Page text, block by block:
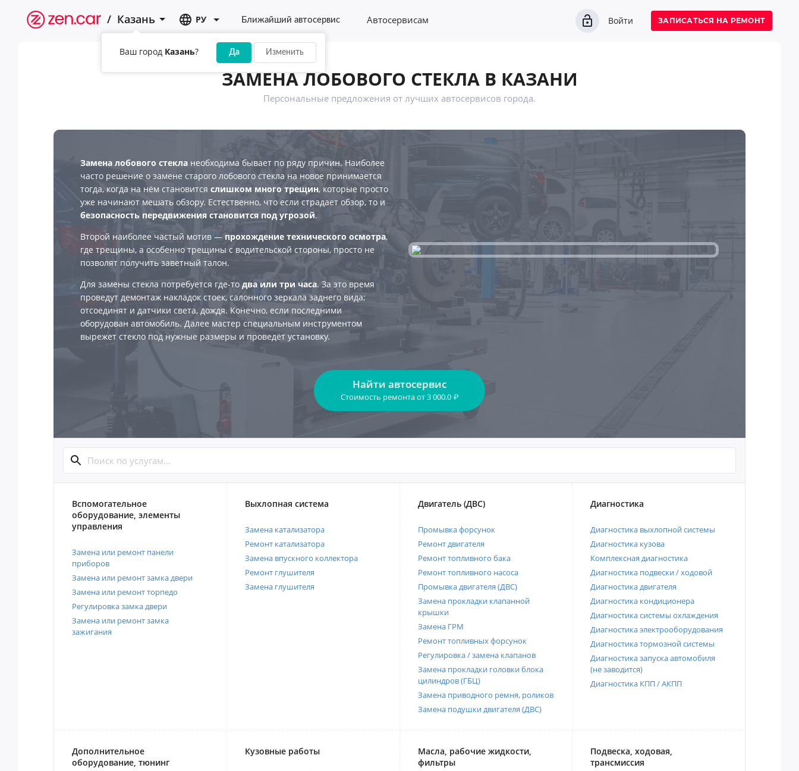
/ Казань
Ваш город Казань? Да Изменить
РУ Ближайший автосервис Автосервисам Войти ЗАПИСАТЬСЯ НА РЕМОНТ
ЗАМЕНА ЛОБОВОГО СТЕКЛА В КАЗАНИ
Персональные предложения от лучших автосервисов города.
Замена лобового стекла необходима бывает по ряду причин. Наиболее
часто решение о замене старого лобового стекла на новое принимается
тогда, когда на нём становится слишком много трещин, которые просто
уже начинают мешать обзору. Естественно, что если страдает обзор, то и
безопасность передвижения становится под угрозой.
Второй наиболее частый мотив — прохождение технического осмотра,
где трещины, а особенно трещины с водительской стороны, просто не
позволят получить заветный талон.
Для замены стекла потребуется где-то два или три часа. За это время
проведут демонтаж накладок стоек, салонного зеркала заднего вида;
отсоединят и датчики света, дождя. Конечно, если последними
оборудован автомобиль. Далее мастер специальным инструментом
вырежет стекло под нужные размеры и проведёт установку.
Найти автосервис
Стоимость ремонтаот3 000.0 ₽
Вспомогательное
оборудование, элементы
управления
Замена или ремонт панели
приборов
Замена или ремонт замка двери
Замена или ремонт торпедо
Регулировка замка двери
Замена или ремонт замка
зажигания
Выхлопная система
Замена катализатора
Ремонт катализатора
Замена впускного коллектора
Ремонт глушителя
Замена глушителя
Двигатель (ДВС)
Промывка форсунок
Ремонт двигателя
Ремонт топливного бака
Ремонт топливного насоса
Промывка двигателя (ДВС)
Замена прокладки клапанной
крышки
Замена ГРМ
Ремонт топливных форсунок
Регулировка / замена клапанов
Замена прокладки головки блока
цилиндров (ГБЦ)
Замена приводного ремня, роликов
Замена подушки двигателя (ДВС)
Диагностика
Диагностика выхлопной системы
Диагностика кузова
Комплексная диагностика
Диагностика подвески / ходовой
Диагностика двигателя
Диагностика кондиционера
Диагностика системы охлаждения
Диагностика электрооборудования
Диагностика тормозной системы
Диагностика запуска автомобиля
(не заводится)
Диагностика КПП / АКПП
Дополнительное
оборудование, тюнинг
Кузовные работы
Масла, рабочие жидкости,
фильтры
Подвеска, ходовая,
трансмиссия